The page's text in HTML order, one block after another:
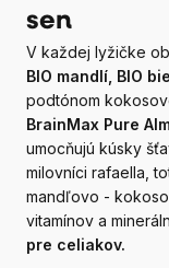
sen
V každej lyžičke
BIO mandlí, BIO
podtónom
BrainMax Pure
umocňujú kúsky
milovníci rafaella,
mandľovo -
vitamínov a
pre celiakov.